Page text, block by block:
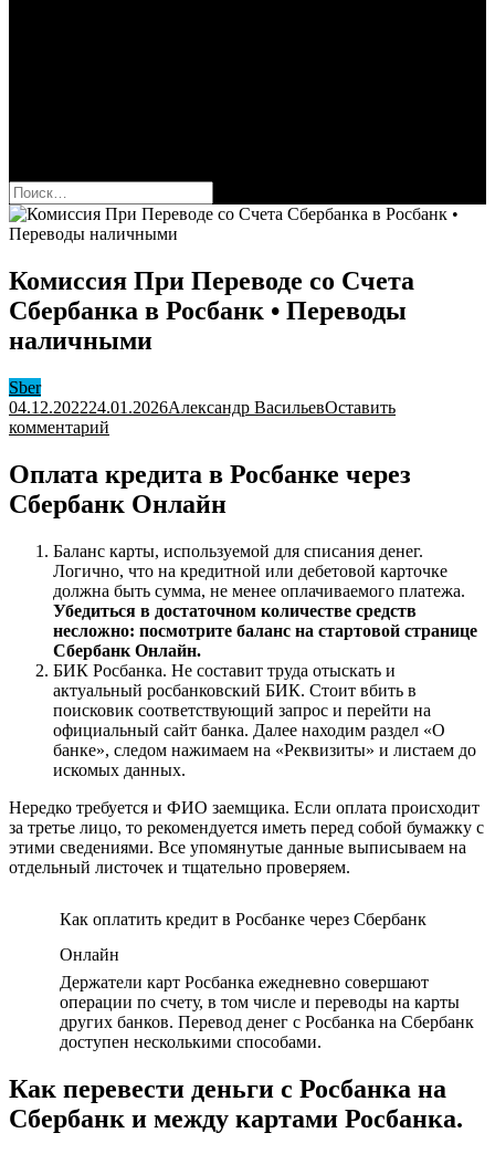
Найти:
Комиссия При Переводе со Счета
Сбербанка в Росбанк • Переводы
наличными
Sber
04.12.202224.01.2026Александр ВасильевОставить
комментарий
Переводе
со
Сбербанка
в
Росбанк
•
Переводы
наличными
Оплата кредита в Росбанке через
Сбербанк Онлайн
Баланс карты, используемой для списания денег.
Логично, что на кредитной или дебетовой карточке
должна быть сумма, не менее оплачиваемого платежа.
Убедиться в достаточном количестве средств
несложно: посмотрите баланс на стартовой странице
Сбербанк Онлайн.
БИК Росбанка. Не составит труда отыскать и
актуальный росбанковский БИК. Стоит вбить в
поисковик соответствующий запрос и перейти на
официальный сайт банка. Далее находим раздел «О
банке», следом нажимаем на «Реквизиты» и листаем до
искомых данных.
Нередко требуется и ФИО заемщика. Если оплата происходит
за третье лицо, то рекомендуется иметь перед собой бумажку с
этими сведениями. Все упомянутые данные выписываем на
отдельный листочек и тщательно проверяем.
Как оплатить кредит в Росбанке через Сбербанк
Онлайн
Держатели карт Росбанка ежедневно совершают
операции по счету, в том числе и переводы на карты
других банков. Перевод денег с Росбанка на Сбербанк
доступен несколькими способами.
Как перевести деньги с Росбанка на
Сбербанк и между картами Росбанка.